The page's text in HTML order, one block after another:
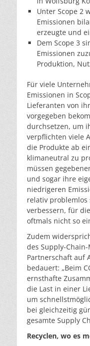
Unter Scope 2
Emissionen
erzeugte und
Dem Scope 3
Emissionen
Produktion,
Für viele
Emissionen in
Lieferanten von
vorgegeben
durchsetzen, um
verpflichten viele
die Produkte ab
klimaneutral zu
müssen
und sogar ihre
niedrigeren
relativ problemlos
verbessern, für
oftmals nicht so
Zudem
des Supply-
Partnerschaft auf
bedauert: „Beim
ernsthafte
die Last in einer
um
bei gleichzeitig
gesamte Supply
Recyclen, wo es